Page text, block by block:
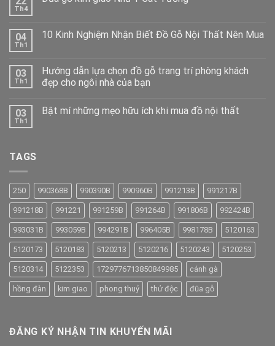
Th4
04
Th1
10 Kinh Nghiệm Nhận Biết Đồ Gỗ Nội Thất Nên Mua
03
Th1
Hướng dẫn lựa chọn đồ gỗ trang trí phòng khách
đẹp cho ngôi nhà của bạn
03
Th1
Bật mí những mẹo hữu ích khi mua đồ nội thất
TAGS
250 990368B 990390B 990960B 991213B 991217B
991218B 991221 991259B 991264B 991806B 992424B
993031B 993059B 994291B 996405B 998178B 5120163
5120173 5120183 5120213 5120216 5120243 5120253
5120314 5122353 1729776713850849985 cánh gà
hồng đàn kim giao phong thuỷ thử độc đũa gỗ
ĐĂNG KÝ NHẬN TIN KHUYẾN MÃI